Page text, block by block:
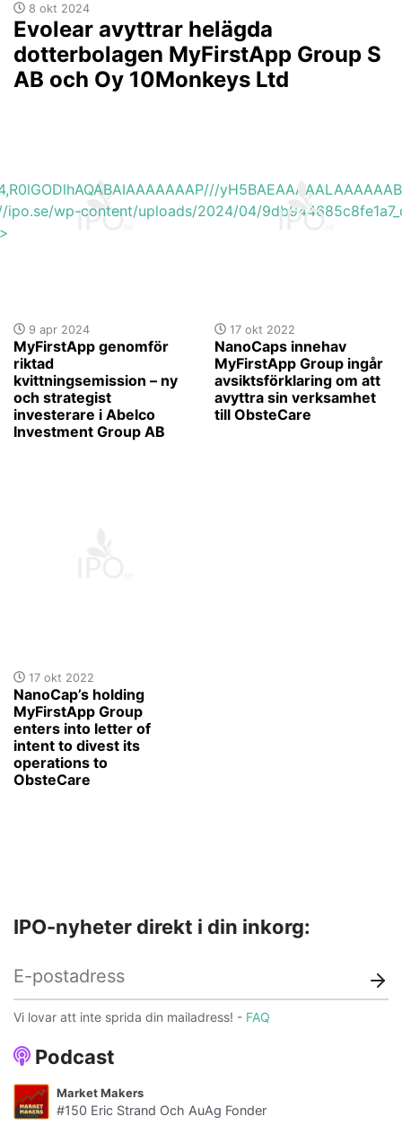
8 okt 2024
Evolear avyttrar helägda
dotterbolagen MyFirstApp Group S
AB och Oy 10Monkeys Ltd
wp-content/uploads/2024/04/
9 apr 2024
MyFirstApp genomför
riktad
kvittningsemission – ny
och strategist
investerare i Abelco
Investment Group AB
17 okt 2022
NanoCaps innehav
MyFirstApp Group ingår
avsiktsförklaring om att
avyttra sin verksamhet
till ObsteCare
17 okt 2022
NanoCap’s holding
MyFirstApp Group
enters into letter of
intent to divest its
operations to
ObsteCare
Podcast
Market Makers
#150 Eric Strand Och AuAg Fonder
IPO-nyheter direkt i din inkorg:
Vi lovar att inte sprida din mailadress! - FAQ